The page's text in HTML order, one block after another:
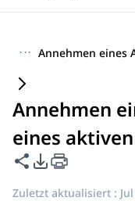
···
Annehmen
eines
Diese Seite teilen
PDF-
Zuletzt aktualisiert :